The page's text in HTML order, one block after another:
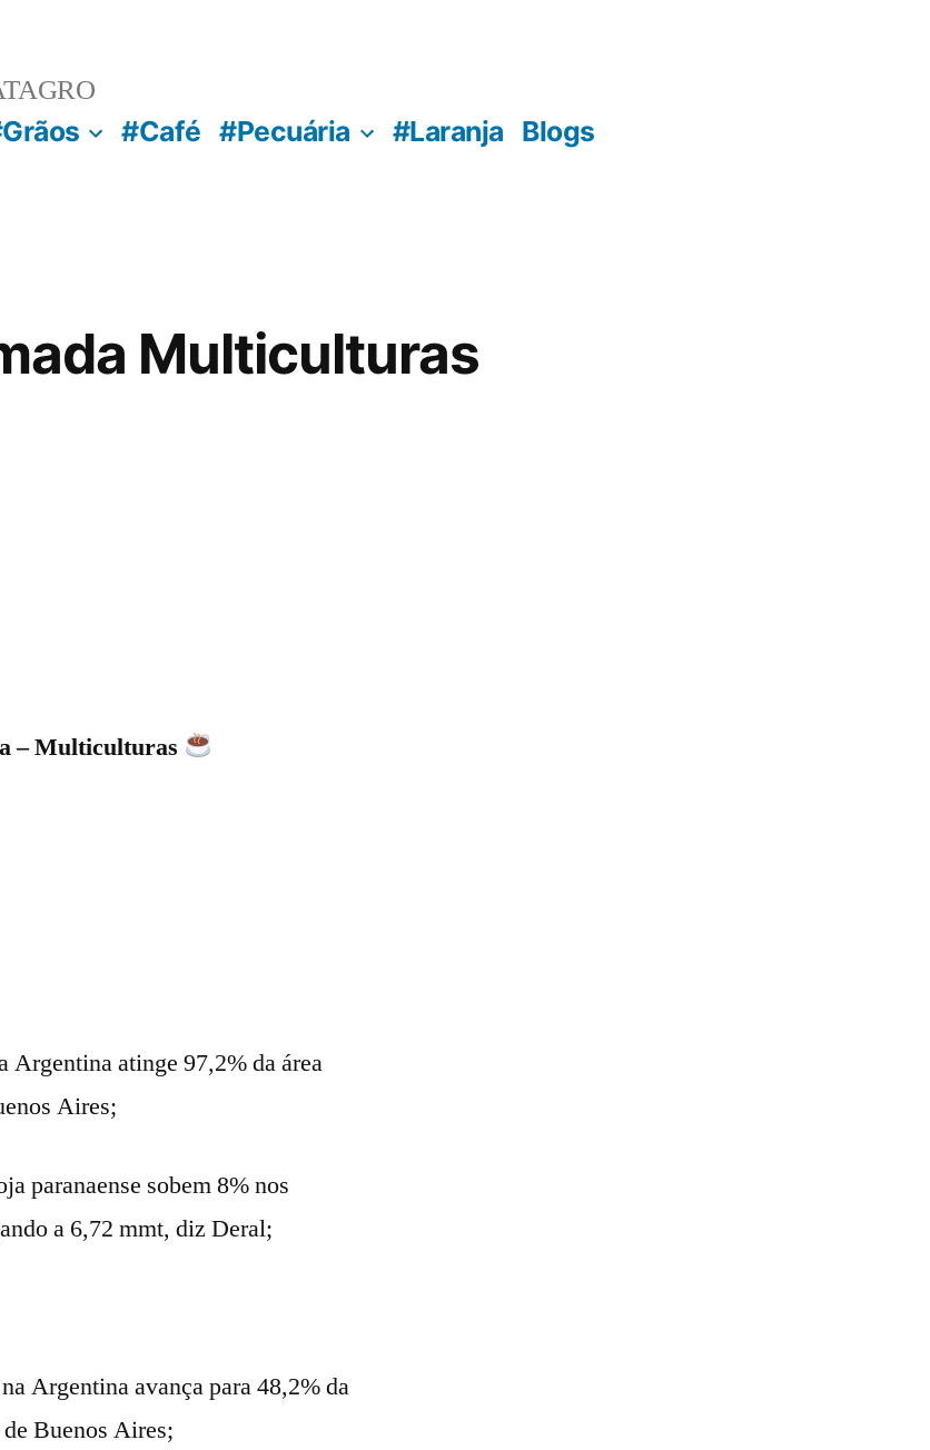
#Café #Pecuária #Laranja Blogs
Multiculturas
– Multiculturas
Argentina atinge 97,2% da área
Aires;
paranaense sobem 8% nos
a 6,72 mmt, diz Deral;
Argentina avança para 48,2% da
Buenos Aires;